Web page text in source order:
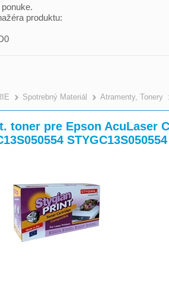
produktu:
>
Spotrebný Materiál >
Atramenty, Tonery
toner pre Epson AcuLaser
STYGC13S050554